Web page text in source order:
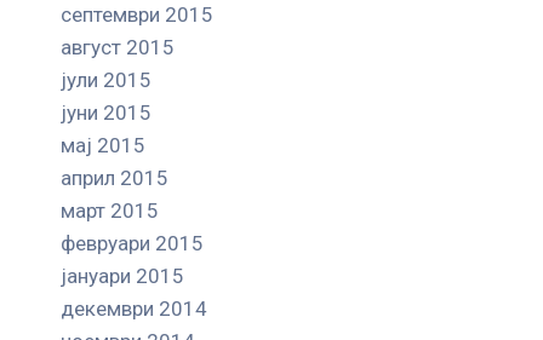
септември 2015
август 2015
јули 2015
јуни 2015
мај 2015
април 2015
март 2015
февруари 2015
јануари 2015
декември 2014